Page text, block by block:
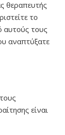
θεραπευτής
το
αυτούς τους
αναπτύξατε
είναι